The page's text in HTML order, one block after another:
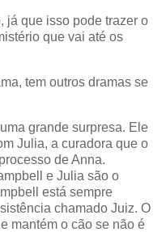
já que isso pode trazer o
que vai até os
tem outros dramas se
grande surpresa. Ele
Julia, a curadora que o
de Anna.
e Julia são o
está sempre
chamado Juiz. O
mantém o cão se não é